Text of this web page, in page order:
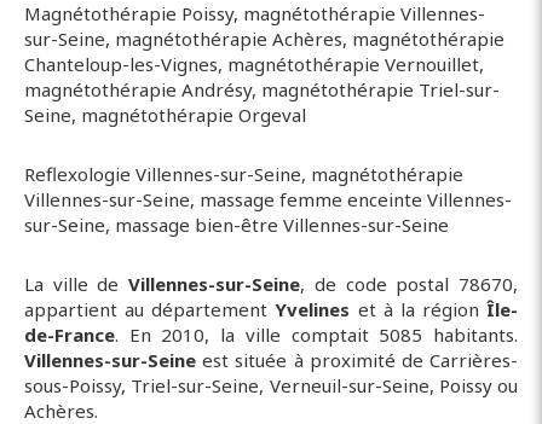
Magnétothérapie Poissy, magnétothérapie Villennes-
sur-Seine, magnétothérapie Achères, magnétothérapie
Chanteloup-les-Vignes, magnétothérapie Vernouillet,
magnétothérapie Andrésy, magnétothérapie Triel-sur-
Seine, magnétothérapie Orgeval
Reflexologie Villennes-sur-Seine, magnétothérapie
Villennes-sur-Seine, massage femme enceinte Villennes-
sur-Seine, massage bien-être Villennes-sur-Seine
La ville deVillennes-sur-Seine, de code postal 78670,
appartient au départementYvelines et à la région Île-
de-France. En 2010, la ville comptait 5085 habitants.
Villennes-sur-Seine est située à proximité de Carrières-
sous-Poissy, Triel-sur-Seine, Verneuil-sur-Seine, Poissy ou
Achères.